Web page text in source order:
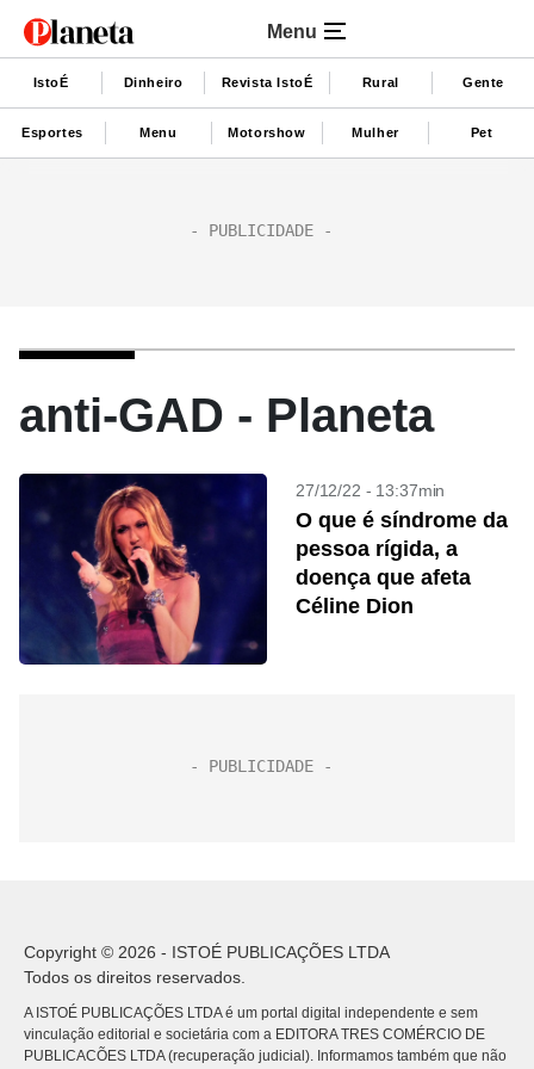
Menu
IstoÉ Dinheiro Revista IstoÉ Rural Gente
Esportes Menu Motorshow Mulher Pet
anti-GAD - Planeta
27/12/22 - 13:37min
O que é síndrome da
pessoa rígida, a
doença que afeta
Céline Dion
Copyright © 2026 - ISTOÉ PUBLICAÇÕES LTDA
Todos os direitos reservados.
A ISTOÉ PUBLICAÇÕES LTDA é um portal digital independente e sem
vinculação editorial e societária com a EDITORA TRES COMÉRCIO DE
PUBLICACÕES LTDA (recuperação judicial). Informamos também que não